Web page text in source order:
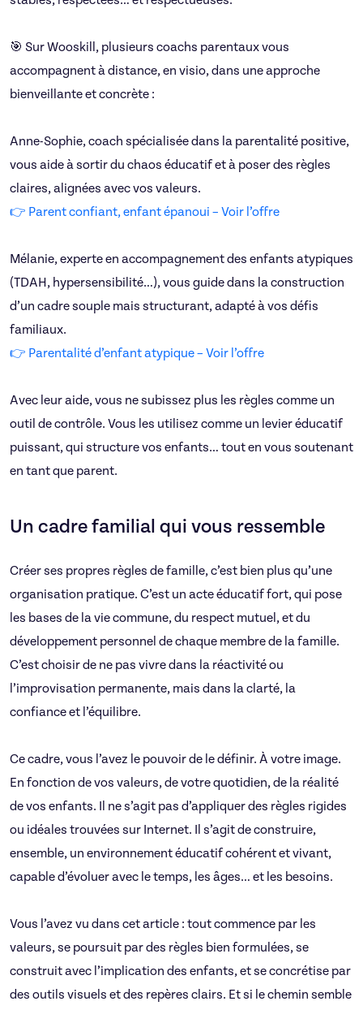
🎯 Sur Wooskill, plusieurs coachs parentaux vous
accompagnent à distance, en visio, dans une approche
bienveillante et concrète :
Anne-Sophie, coach spécialisée dans la parentalité positive,
vous aide à sortir du chaos éducatif et à poser des règles
claires, alignées avec vos valeurs.
👉 Parent confiant, enfant épanoui – Voir l’offre
Mélanie, experte en accompagnement des enfants atypiques
(TDAH, hypersensibilité…), vous guide dans la construction
d’un cadre souple mais structurant, adapté à vos défis
familiaux.
👉 Parentalité d’enfant atypique – Voir l’offre
Avec leur aide, vous ne subissez plus les règles comme un
outil de contrôle. Vous les utilisez comme un levier éducatif
puissant, qui structure vos enfants… tout en vous soutenant
en tant que parent.
Un cadre familial qui vous ressemble
Créer ses propres règles de famille, c’est bien plus qu’une
organisation pratique. C’est un acte éducatif fort, qui pose
les bases de la vie commune, du respect mutuel, et du
développement personnel de chaque membre de la famille.
C’est choisir de ne pas vivre dans la réactivité ou
l’improvisation permanente, mais dans la clarté, la
confiance et l’équilibre.
Ce cadre, vous l’avez le pouvoir de le définir. À votre image.
En fonction de vos valeurs, de votre quotidien, de la réalité
de vos enfants. Il ne s’agit pas d’appliquer des règles rigides
ou idéales trouvées sur Internet. Il s’agit de construire,
ensemble, un environnement éducatif cohérent et vivant,
capable d’évoluer avec le temps, les âges… et les besoins.
Vous l’avez vu dans cet article : tout commence par les
valeurs, se poursuit par des règles bien formulées, se
construit avec l’implication des enfants, et se concrétise par
des outils visuels et des repères clairs. Et si le chemin semble